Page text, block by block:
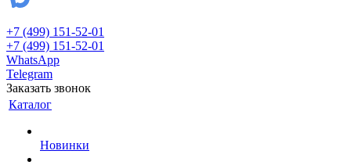
+7 (499) 151-52-01
+7 (499) 151-52-01
WhatsApp
Telegram
Заказать звонок
Каталог
Новинки